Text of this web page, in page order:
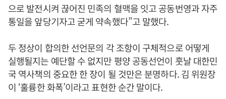
으로 발전시켜 끊어진 민족의 혈맥을 잇고 공동번영과 자주
통일을 앞당기자고 굳게 약속했다”고 말했다.
두 정상이 합의한 선언문의 각 조항이 구체적으로 어떻게
실행될지는 예단할 수 없지만 평양 공동선언이 훗날 대한민
국 역사책의 중요한 한 장이 될 것만은 분명하다. 김 위원장
이 ‘훌륭한 화폭’이라고 표현한 순간 말이다.